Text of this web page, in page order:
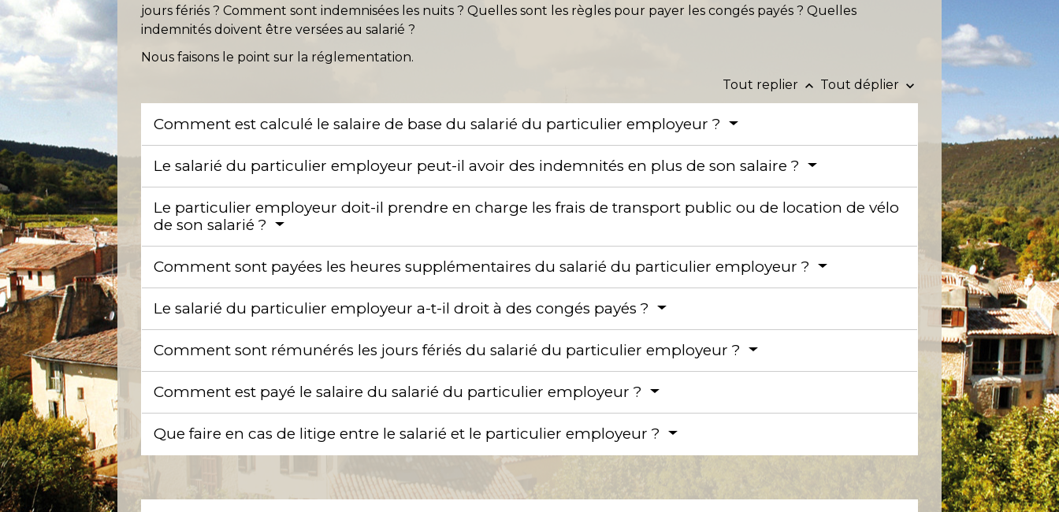
jours fériés ? Comment sont indemnisées les nuits ? Quelles sont les règles pour payer les congés payés ? Quelles
indemnités doivent être versées au salarié ?
Nous faisons le point sur la réglementation.
Tout replier keyboard_arrow_up Tout déplier keyboard_arrow_down
Comment est calculé le salaire de base du salarié du particulier employeur ?
Le salarié du particulier employeur peut-il avoir des indemnités en plus de son salaire ?
Le particulier employeur doit-il prendre en charge les frais de transport public ou de location de vélo
de son salarié ?
Comment sont payées les heures supplémentaires du salarié du particulier employeur ?
Le salarié du particulier employeur a-t-il droit à des congés payés ?
Comment sont rémunérés les jours fériés du salarié du particulier employeur ?
Comment est payé le salaire du salarié du particulier employeur ?
Que faire en cas de litige entre le salarié et le particulier employeur ?